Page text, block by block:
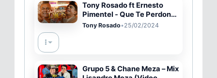
Tony Rosado ft Ernesto
Pimentel - Que Te Perdone
Dios (Video Oficial)
Tony Rosado•25/02/2024
Grupo 5 & Chane Meza – Mix